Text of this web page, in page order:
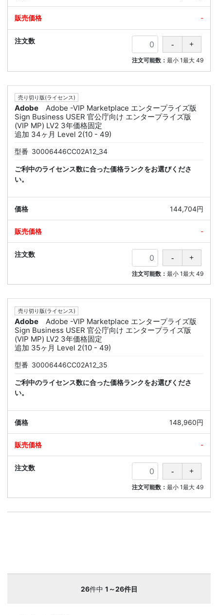
-
注文可能数： 最小 1最大 49
売り切り版(ライセンス)
Adobe
Adobe -VIP Marketplace エンタープライズ版
Sign Business USER 官公庁向け エンタープライズ版
(VIP MP) LV2 3年価格固定
追加 34ヶ月 Level 2(10 - 49)
型番 30006446CC02A12_34
ご利中のライセンス数に合った価格ランクをお選びくださ
い。
144,704円
-
注文可能数： 最小 1最大 49
売り切り版(ライセンス)
Adobe
Adobe -VIP Marketplace エンタープライズ版
Sign Business USER 官公庁向け エンタープライズ版
(VIP MP) LV2 3年価格固定
追加 35ヶ月 Level 2(10 - 49)
型番 30006446CC02A12_35
ご利中のライセンス数に合った価格ランクをお選びくださ
い。
148,960円
-
注文可能数： 最小 1最大 49
26件中 1～26件目